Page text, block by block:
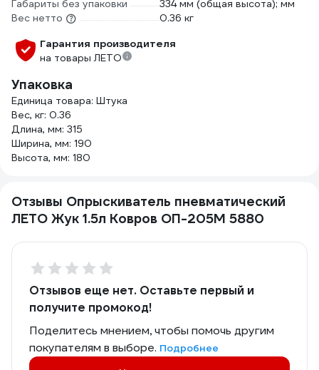
Габариты без упаковки
334 мм (общая высота); мм
Вес нетто
0.36 кг
Гарантия производителя
на товары ЛЕТО
Упаковка
Единица товара: Штука
Вес, кг: 0.36
Длина, мм: 315
Ширина, мм: 190
Высота, мм: 180
Отзывы Опрыскиватель пневматический
ЛЕТО Жук 1.5л Ковров ОП-205М 5880
Отзывов еще нет. Оставьте первый и
получите промокод!
Поделитесь мнением, чтобы помочь другим
покупателям в выборе. Подробнее